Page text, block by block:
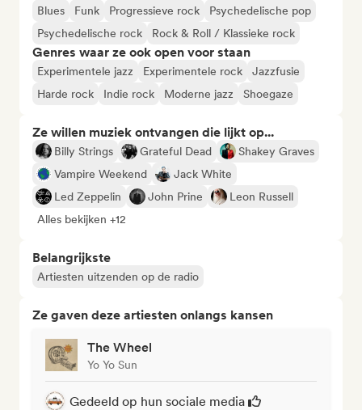
Blues Funk Progressieve rock
Psychedelische pop
Psychedelische rock
Rock & Roll / Klassieke rock
Genres waar ze ook open voor staan
Experimentele jazz Experimentele rock
Jazzfusie
Harde rock
Indie rock Moderne jazz Shoegaze
Ze willen muziek ontvangen die lijkt op...
Billy Strings Grateful Dead
Shakey Graves
Vampire Weekend
Jack White
Led Zeppelin
John Prine
Leon Russell
Alles bekijken +12
Belangrijkste
Artiesten uitzenden op de radio
Ze gaven deze artiesten onlangs kansen
The Wheel
Yo Yo Sun
Gedeeld op hun sociale media